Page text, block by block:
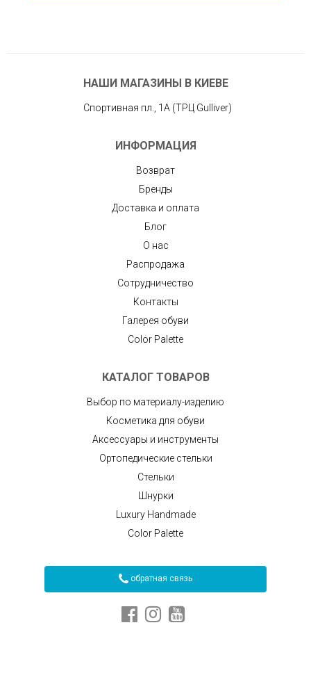
НАШИ МАГАЗИНЫ В КИЕВЕ
Спортивная пл., 1А (ТРЦ Gulliver)
ИНФОРМАЦИЯ
Возврат
Бренды
Доставка и оплата
Блог
О нас
Распродажа
Сотрудничество
Контакты
Галерея обуви
Color Palette
КАТАЛОГ ТОВАРОВ
Выбор по материалу-изделию
Косметика для обуви
Аксессуары и инструменты
Ортопедические стельки
Стельки
Шнурки
Luxury Handmade
Color Palette
обратная связь